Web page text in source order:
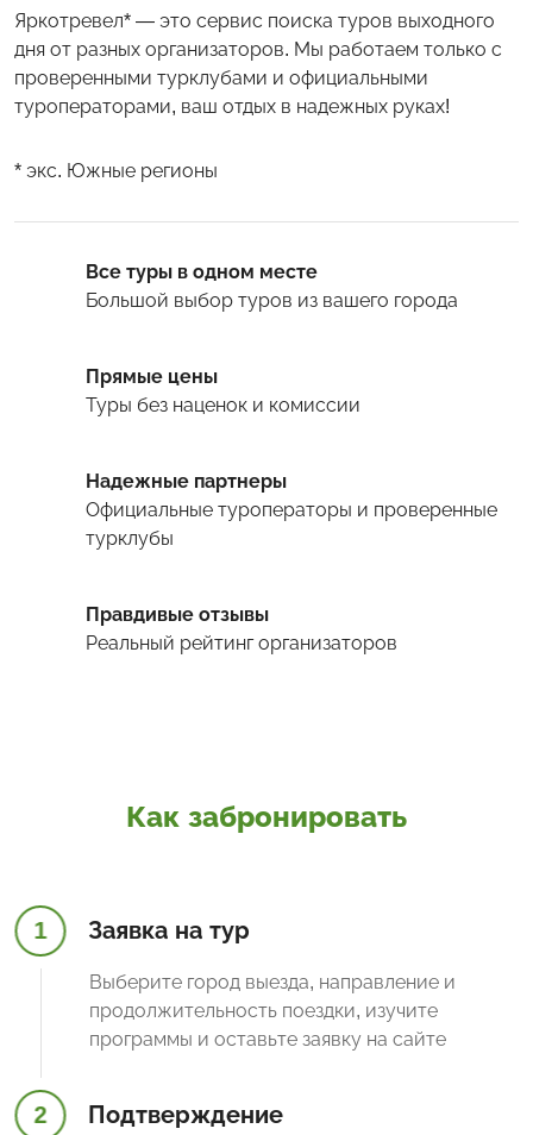
Яркотревел* — это сервис поиска туров выходного
дня от разных организаторов. Мы работаем только с
проверенными турклубами и официальными
туроператорами, ваш отдых в надежных руках!
* экс. Южные регионы
Все туры в одном месте
Большой выбор туров из вашего города
Прямые цены
Туры без наценок и комиссии
Надежные партнеры
Официальные туроператоры и проверенные
турклубы
Правдивые отзывы
Реальный рейтинг организаторов
Как забронировать
1 Заявка на тур
Выберите город выезда, направление и
продолжительность поездки, изучите
программы и оставьте заявку на сайте
2 Подтверждение